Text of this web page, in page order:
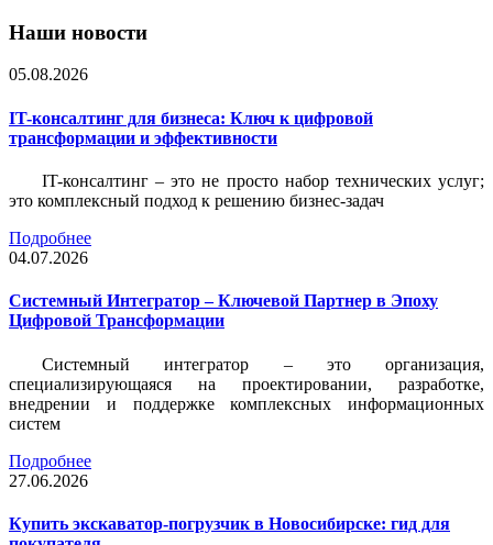
Наши новости
05.08.2026
IT-консалтинг для бизнеса: Ключ к цифровой
трансформации и эффективности
IT-консалтинг – это не просто набор технических услуг;
это комплексный подход к решению бизнес-задач
Подробнее
04.07.2026
Системный Интегратор – Ключевой Партнер в Эпоху
Цифровой Трансформации
Системный интегратор – это организация,
специализирующаяся на проектировании, разработке,
внедрении и поддержке комплексных информационных
систем
Подробнее
27.06.2026
Купить экскаватор-погрузчик в Новосибирске: гид для